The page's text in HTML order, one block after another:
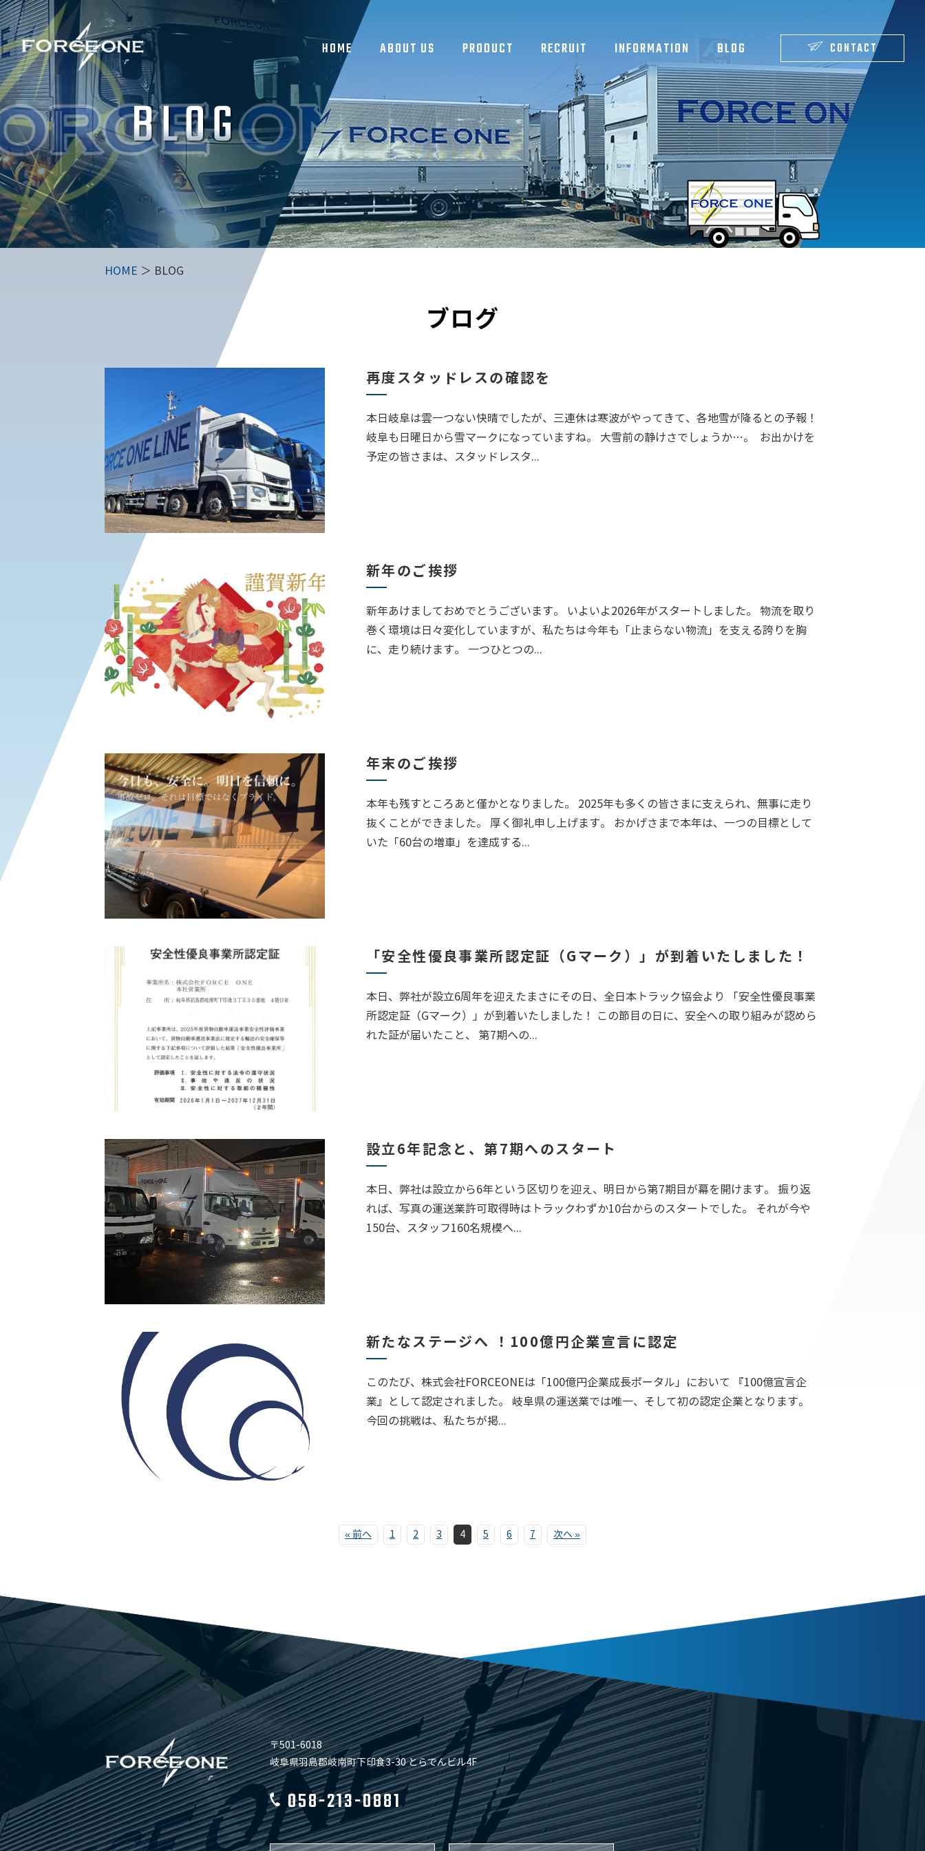
HOME ABOUT US PRODUCT RECRUIT INFORMATION BLOG CONTACT
HOME ＞ BLOG
ブログ
再度スタッドレスの確認を
本日岐阜は雲一つない快晴でしたが、三連休は寒波がやってきて、各地雪が降るとの予報！
岐阜も日曜日から雪マークになっていますね。 大雪前の静けさでしょうか…。 お出かけを
予定の皆さまは、スタッドレスタ...
新年のご挨拶
新年あけましておめでとうございます。 いよいよ2026年がスタートしました。 物流を取り
巻く環境は日々変化していますが、私たちは今年も「止まらない物流」を支える誇りを胸
に、走り続けます。 一つひとつの...
年末のご挨拶
本年も残すところあと僅かとなりました。 2025年も多くの皆さまに支えられ、無事に走り
抜くことができました。 厚く御礼申し上げます。 おかげさまで本年は、一つの目標として
いた「60台の増車」を達成する...
「安全性優良事業所認定証（Gマーク）」が到着いたしました！
本日、弊社が設立6周年を迎えたまさにその日、全日本トラック協会より 「安全性優良事業
所認定証（Gマーク）」が到着いたしました！ この節目の日に、安全への取り組みが認めら
れた証が届いたこと、 第7期への...
設立6年記念と、第7期へのスタート
本日、弊社は設立から6年という区切りを迎え、明日から第7期目が幕を開けます。 振り返
れば、写真の運送業許可取得時はトラックわずか10台からのスタートでした。 それが今や
150台、スタッフ160名規模へ...
新たなステージへ ！100億円企業宣言に認定
このたび、株式会社FORCEONEは「100億円企業成長ポータル」において 『100億宣言企
業』として認定されました。 岐阜県の運送業では唯一、そして初の認定企業となります。
今回の挑戦は、私たちが掲...
« 前へ 1 2 3 4 5 6 7 次へ »
〒501-6018
岐阜県羽島郡岐南町下印食3-30 とらでんビル4F
058-213-0881